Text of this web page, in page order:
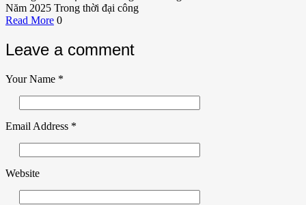
Năm 2025 Trong thời đại công
Read More 0
Leave a comment
Your Name *
Email Address *
Website